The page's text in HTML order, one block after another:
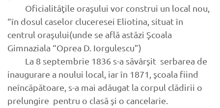
Oficialităţile oraşului vor construi un local nou,
“în dosul caselor cluceresei Eliotina, situat în
centrul oraşului(unde se află astăzi Şcoala
Gimnaziala “Oprea D. Iorgulescu”)
La 8 septembrie 1836 s-a săvârşit serbarea de
inaugurare a noului local, iar în 1871, şcoala fiind
neîncăpătoare, s-a mai adăugat la corpul clădirii o
prelungire pentru o clasă şi o cancelarie.